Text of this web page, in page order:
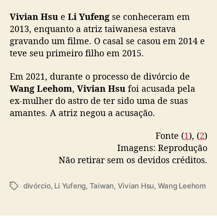
Vivian Hsu e Li Yufeng se conheceram em
2013, enquanto a atriz taiwanesa estava
gravando um filme. O casal se casou em 2014 e
teve seu primeiro filho em 2015.
Em 2021, durante o processo de divórcio de
Wang Leehom, Vivian Hsu foi acusada pela
ex-mulher do astro de ter sido uma de suas
amantes. A atriz negou a acusação.
Fonte (1), (2)
Imagens: Reprodução
Não retirar sem os devidos créditos.
T
divórcio, Li Yufeng, Taiwan, Vivian Hsu, Wang Leehom